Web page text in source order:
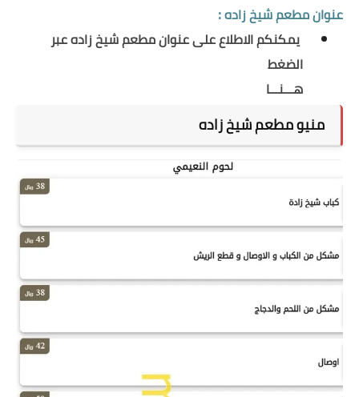
عنوانمطعم شيخ زاده:
يمكنكم الاطلاع على عنوان مطعم شيخ زاده عبر
الضغط
هـــنـــا
منيو مطعم شيخ زاده